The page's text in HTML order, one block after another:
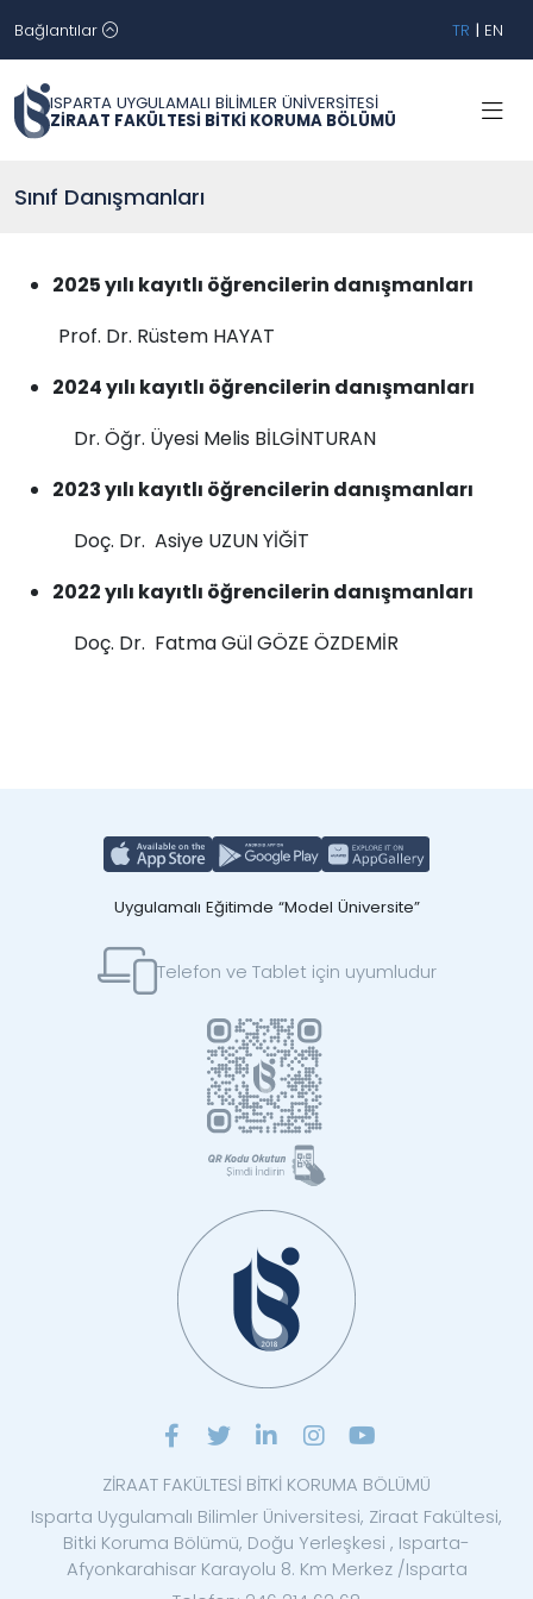
Bağlantılar TR | EN
ISPARTA UYGULAMALI BİLİMLER ÜNİVERSİTESİ
ZİRAAT FAKÜLTESİ BİTKİ KORUMA BÖLÜMÜ
Sınıf Danışmanları
2025 yılı kayıtlı öğrencilerin danışmanları
Prof. Dr. Rüstem HAYAT
2024 yılı kayıtlı öğrencilerin danışmanları
Dr. Öğr. Üyesi Melis BİLGİNTURAN
2023 yılı kayıtlı öğrencilerin danışmanları
Doç. Dr. Asiye UZUN YİĞİT
2022 yılı kayıtlı öğrencilerin danışmanları
Doç. Dr. Fatma Gül GÖZE ÖZDEMİR
Uygulamalı Eğitimde “Model Üniversite”
Telefon ve Tablet için uyumludur
ZİRAAT FAKÜLTESİ BİTKİ KORUMA BÖLÜMÜ
Isparta Uygulamalı Bilimler Üniversitesi, Ziraat Fakültesi,
Bitki Koruma Bölümü, Doğu Yerleşkesi , Isparta-
Afyonkarahisar Karayolu 8. Km Merkez /Isparta